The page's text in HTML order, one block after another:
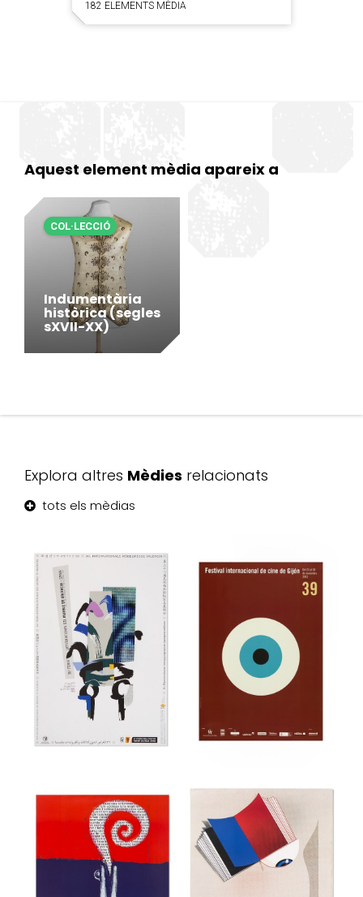
182 ELEMENTS MÈDIA
Aquest element mèdia apareix a
Indumentària
històrica (segles
sXVII-XX)
COL·LECCIÓ
Explora altres Mèdies relacionats
tots els mèdias